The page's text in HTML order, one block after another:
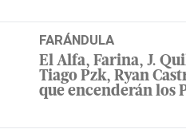
FARÁNDULA
El Alfa, Farina, J.
Tiago Pzk, Ryan
que encenderán los